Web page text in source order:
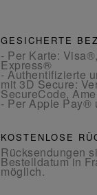
GESICHERTE
- Per Karte:
Express®
- Authentifizierte
mit 3D Secure:
SecureCode,
- Per Apple Pay®
KOSTENLOSE
Rücksendungen
Bestelldatum in
möglich.